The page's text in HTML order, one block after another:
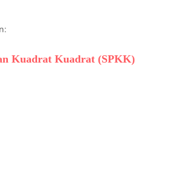
Kuadrat Kuadrat (SPKK)